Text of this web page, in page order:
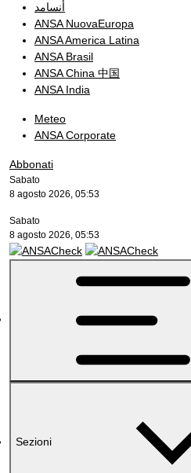
أنسامد
ANSA NuovaEuropa
ANSA America Latina
ANSA Brasil
ANSA China 中国
ANSA India
Meteo
ANSA Corporate
Abbonati
Sabato
8 agosto 2026, 05:53
Sabato
8 agosto 2026, 05:53
Sezioni